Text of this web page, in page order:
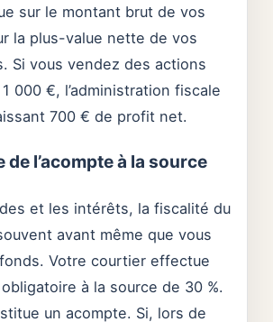
sur le montant brut de vos
la plus-value nette de vos
Si vous vendez des actions
000 €, l’administration fiscale
700 € de profit net.
de l’acompte à la source
et les intérêts, la fiscalité du
avant même que vous
Votre courtier effectue
à la source de 30 %.
un acompte. Si, lors de